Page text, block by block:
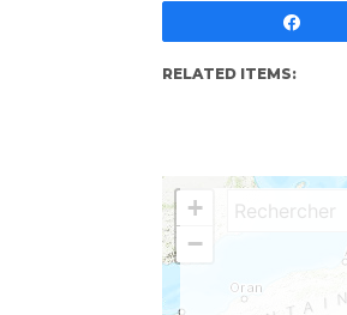
RELATED ITEMS: